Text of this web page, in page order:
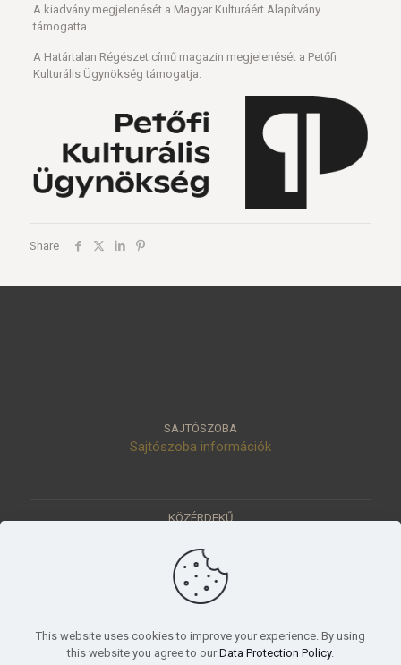
A kiadvány megjelenését a Magyar Kulturáért Alapítvány
támogatta.
A Határtalan Régészet című magazin megjelenését a Petőfi
Kulturális Ügynökség támogatja.
Share
SAJTÓSZOBA
Sajtószoba információk
KÖZÉRDEKŰ
Értéktár
Pályázatok
Tudományos beszámoló, küldetésnyilatkozat
This website uses cookies to improve your experience. By using
this website you agree to our Data Protection Policy.